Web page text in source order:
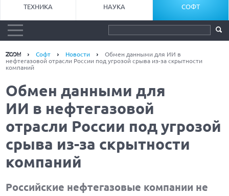
ТЕХНИКА НАУКА СОФТ
Софт Новости
Обмен данными для ИИ в
нефтегазовой отрасли России под угрозой срыва из-за скрытности
компаний
Обмен данными для
ИИ в нефтегазовой
отрасли России под угрозой
срыва из-за скрытности
компаний
Российские нефтегазовые компании не